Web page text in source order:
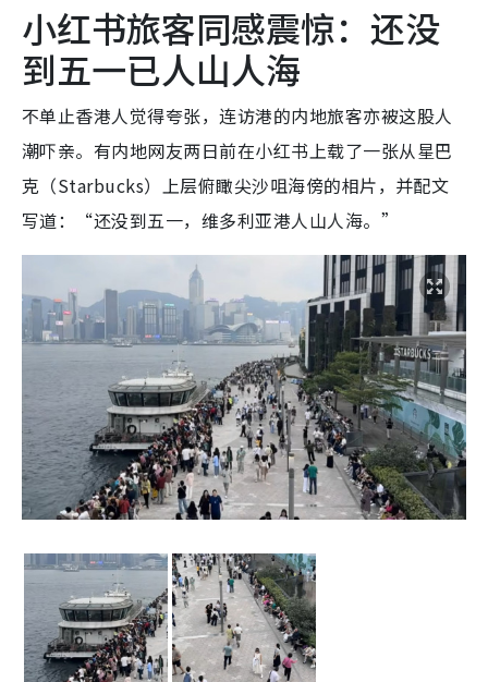
小红书旅客同感震惊：还没
到五一已人山人海
不单止香港人觉得夸张，连访港的内地旅客亦被这股人
潮吓亲。有内地网友两日前在小红书上载了一张从星巴
克（Starbucks）上层俯瞰尖沙咀海傍的相片，并配文
写道：“还没到五一，维多利亚港人山人海。”